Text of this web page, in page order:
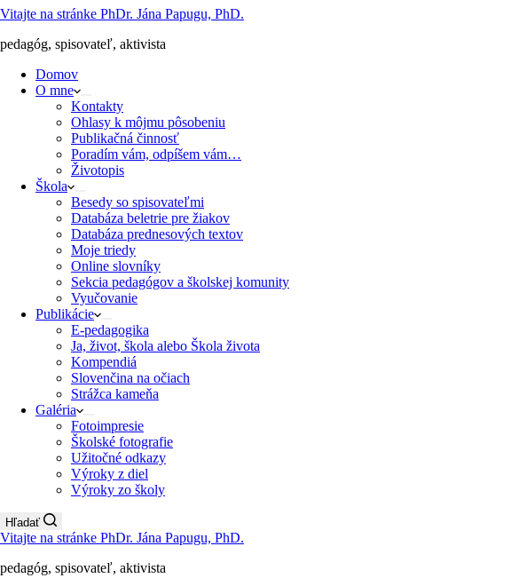
Vitajte na stránke PhDr. Jána Papugu, PhD.
pedagóg, spisovateľ, aktivista
Domov
O mne
Kontakty
Ohlasy k môjmu pôsobeniu
Publikačná činnosť
Poradím vám, odpíšem vám…
Životopis
Škola
Besedy so spisovateľmi
Databáza beletrie pre žiakov
Databáza prednesových textov
Moje triedy
Online slovníky
Sekcia pedagógov a školskej komunity
Vyučovanie
Publikácie
E-pedagogika
Ja, život, škola alebo Škola života
Kompendiá
Slovenčina na očiach
Strážca kameňa
Galéria
Fotoimpresie
Školské fotografie
Užitočné odkazy
Výroky z diel
Výroky zo školy
Hľadať
Vitajte na stránke PhDr. Jána Papugu, PhD.
pedagóg, spisovateľ, aktivista